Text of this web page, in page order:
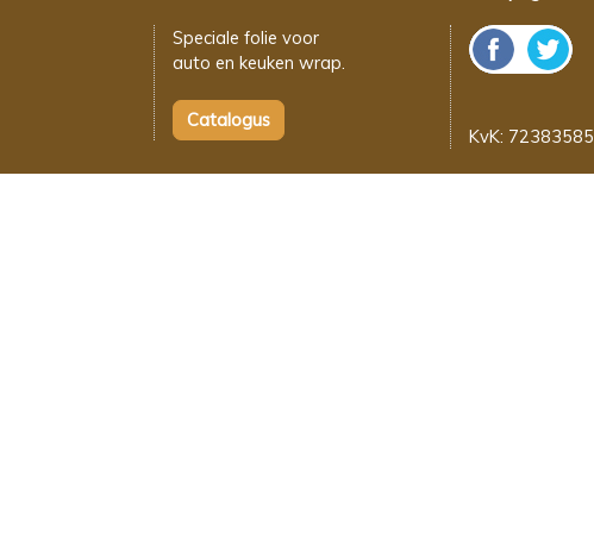
Speciale folie voor
auto en keuken wrap.
KvK: 72383585